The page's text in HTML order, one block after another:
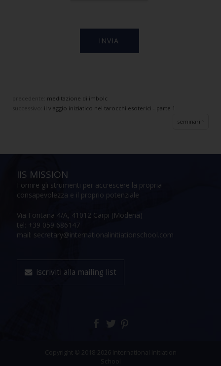
precedente: meditazione di imbolc
il viaggio iniziatico nei tarocchi esoterici - parte 1
seminari
IIS MISSION
Fornire gli strumenti per accrescere la propria
consapevolezza e il proprio potenziale
Via Fontana 4/A, 41012 Carpi (Modena)
tel: +39 059 686147
mail: secretary@internationalinitiationschool.com
iscriviti alla mailing list
Copyright © 2018-2026 International Initiation
School